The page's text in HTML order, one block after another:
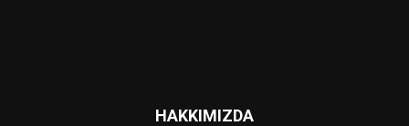
HAKKIMIZDA